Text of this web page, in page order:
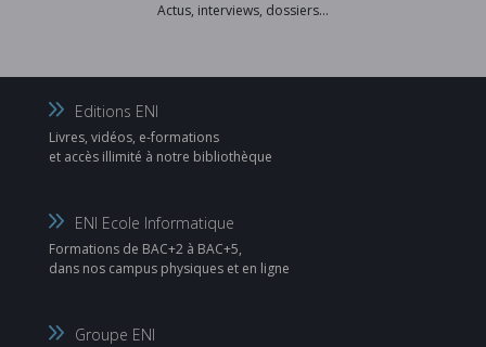
Actus, interviews, dossiers…
Editions ENI
Livres, vidéos, e-formations
et accès illimité à notre bibliothèque
ENI Ecole Informatique
Formations de BAC+2 à BAC+5,
dans nos campus physiques et en ligne
Groupe ENI